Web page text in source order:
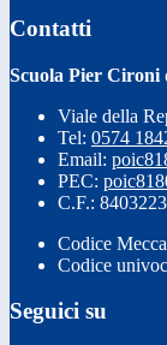
Contatti
Scuola Pier Cironi
Viale della
Tel: 0574
Email:
PEC:
C.F.:
Codice
Codice
Seguici su